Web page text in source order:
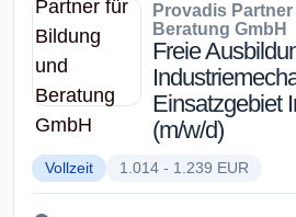
Provadis
Beratung GmbH
Freie
Einsatzgebiet
(m/w/d)
Vollzeit 1.014 - 1.239 EUR